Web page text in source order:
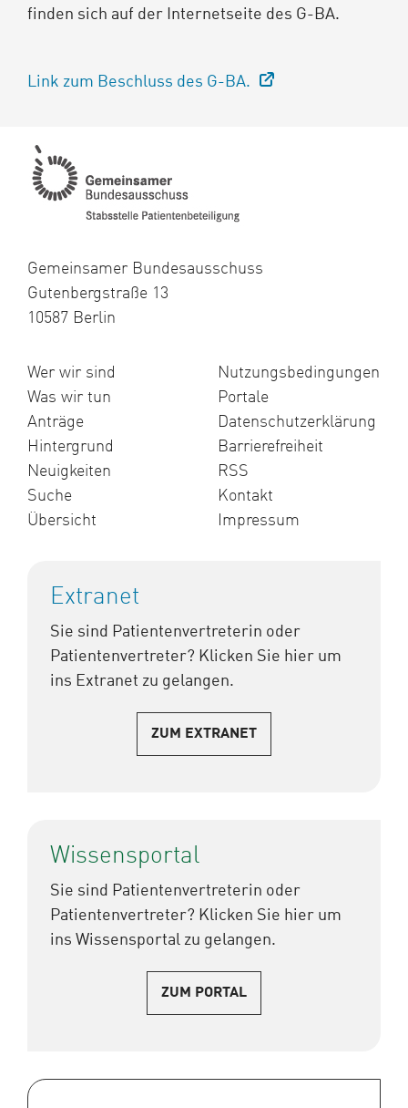
finden sich auf der Internetseite des G-BA.
Link zum Beschluss des G-BA.
Gemeinsamer Bundesausschuss
Gutenbergstraße 13
10587 Berlin
Wer wir sind
Was wir tun
Anträge
Hintergrund
Neuigkeiten
Suche
Übersicht
Nutzungsbedingungen
Portale
Datenschutzerklärung
Barrierefreiheit
RSS
Kontakt
Impressum
Extranet
Sie sind Patientenvertreterin oder
Patientenvertreter? Klicken Sie hier um
ins Extranet zu gelangen.
ZUM EXTRANET
Wissensportal
Sie sind Patientenvertreterin oder
Patientenvertreter? Klicken Sie hier um
ins Wissensportal zu gelangen.
ZUM PORTAL